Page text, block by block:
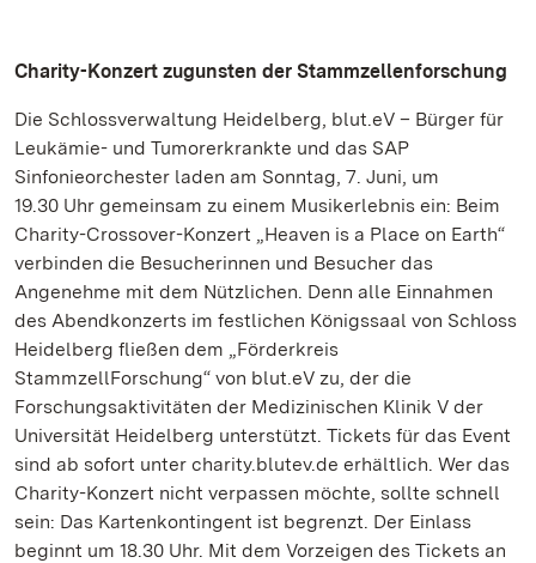
Charity-Konzert zugunsten der Stammzellenforschung
Die Schlossverwaltung Heidelberg, blut.eV – Bürger für
Leukämie- und Tumorerkrankte und das SAP
Sinfonieorchester laden am Sonntag, 7. Juni, um
19.30 Uhr gemeinsam zu einem Musikerlebnis ein: Beim
Charity-Crossover-Konzert „Heaven is a Place on Earth“
verbinden die Besucherinnen und Besucher das
Angenehme mit dem Nützlichen. Denn alle Einnahmen
des Abendkonzerts im festlichen Königssaal von Schloss
Heidelberg fließen dem „Förderkreis
StammzellForschung“ von blut.eV zu, der die
Forschungsaktivitäten der Medizinischen Klinik V der
Universität Heidelberg unterstützt. Tickets für das Event
sind ab sofort unter charity.blutev.de erhältlich. Wer das
Charity-Konzert nicht verpassen möchte, sollte schnell
sein: Das Kartenkontingent ist begrenzt. Der Einlass
beginnt um 18.30 Uhr. Mit dem Vorzeigen des Tickets an